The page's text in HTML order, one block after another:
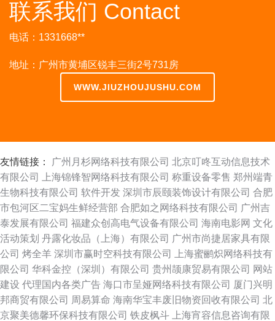
联系我们 Contact
电话：1331668**
地址：广州市黄埔区锐丰三街2号731房
WWW.JIUZHOUJUSHU.COM
友情链接： 广州月杉网络科技有限公司 北京叮咚互动信息技术
有限公司
上海锦锋智网络科技有限公司 称重设备零售 郑州端青
生物科技有限公司 软件开发 深圳市辰颐装饰设计有限公司 合肥
市包河区二宝妈生鲜经营部 合肥如之网络科技有限公司 广州吉
泰发展有限公司 福建众创高电气设备有限公司 海南电影网 文化
活动策划 丹露化妆品（上海）有限公司 广州市尚捷居家具有限
公司 烤全羊 深圳市赢时空科技有限公司
上海蜜鹂炽网络科技有
限公司 华科金控（深圳）有限公司 贵州颉康贸易有限公司 网站
建设 代理国内各类广告 海口市呈娅网络科技有限公司 厦门兴明
邦商贸有限公司 周易算命 海南华宝丰废旧物资回收有限公司 北
京聚美德馨环保科技有限公司 铁皮枫斗
上海宵容信息咨询有限